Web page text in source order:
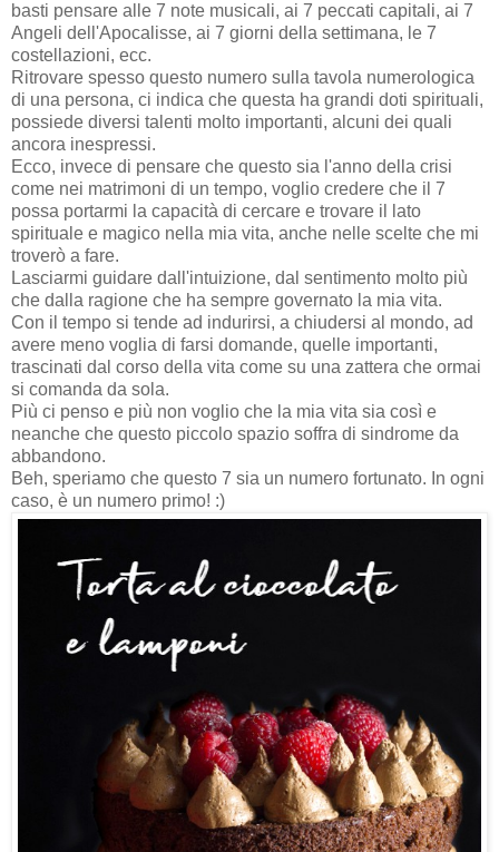
basti pensare alle 7 note musicali, ai 7 peccati capitali, ai 7
Angeli dell'Apocalisse, ai 7 giorni della settimana, le 7
costellazioni, ecc.
Ritrovare spesso questo numero sulla tavola numerologica
di una persona, ci indica che questa ha grandi doti spirituali,
possiede diversi talenti molto importanti, alcuni dei quali
ancora inespressi.
Ecco, invece di pensare che questo sia l'anno della crisi
come nei matrimoni di un tempo, voglio credere che il 7
possa portarmi la capacità di cercare e trovare il lato
spirituale e magico nella mia vita, anche nelle scelte che mi
troverò a fare.
Lasciarmi guidare dall'intuizione, dal sentimento molto più
che dalla ragione che ha sempre governato la mia vita.
Con il tempo si tende ad indurirsi, a chiudersi al mondo, ad
avere meno voglia di farsi domande, quelle importanti,
trascinati dal corso della vita come su una zattera che ormai
si comanda da sola.
Più ci penso e più non voglio che la mia vita sia così e
neanche che questo piccolo spazio soffra di sindrome da
abbandono.
Beh, speriamo che questo 7 sia un numero fortunato. In ogni
caso, è un numero primo! :)